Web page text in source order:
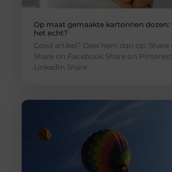
Op maat gemaakte kartonnen
het echt?
Goed artikel? Deel hem dan op: Share
Share on Facebook Share on
LinkedIn Share